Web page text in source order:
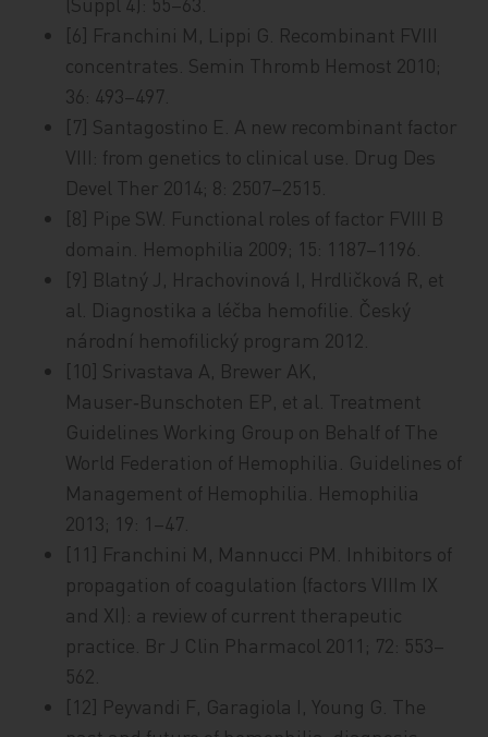
[6] Franchini M, Lippi G. Recombinant FVIII
concentrates. Semin Thromb Hemost 2010;
36: 493–497.
[7] Santagostino E. A new recombinant factor
VIII: from genetics to clinical use. Drug Des
Devel Ther 2014; 8: 2507–2515.
[8] Pipe SW. Functional roles of factor FVIII B
domain. Hemophilia 2009; 15: 1187–1196.
[9] Blatný J, Hrachovinová I, Hrdličková R, et
al. Dia­gnostika a léčba hemofilie. Český
národní hemofilický program 2012.
[10] Srivastava A, Brewer AK,
Mauser‑Bunschoten EP, et al. Treatment
Guidelines Working Group on Behalf of The
World Federation of Hemophilia. Guidelines of
Management of Hemophilia. Hemophilia
2013; 19: 1–47.
[11] Franchini M, Mannucci PM. Inhibitors of
propagation of coagulation (factors VIIIm IX
and XI): a review of current therapeutic
practice. Br J Clin Pharmacol 2011; 72: 553–
562.
[12] Peyvandi F, Garagiola I, Young G. The